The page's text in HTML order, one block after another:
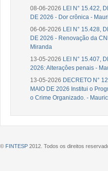
08-06-2026 LEI N° 15.422,
DE 2026 - Dor crônica -
06-06-2026 LEI N° 15.428,
DE 2026 - Renovação da
Miranda
13-05-2026 LEI N° 15.407,
2026: Alteraçôes penais -
13-05-2026 DECRETO N°
MAIO DE 2026 Institui o
o Crime Organizado. -
© FINTESP 2012. Todos os direitos